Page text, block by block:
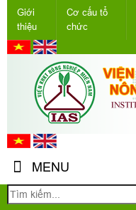
Giới
thiệu
Cơ cấu tổ
chức
MENU